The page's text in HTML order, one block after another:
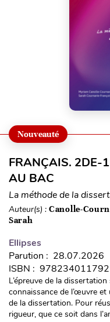
Nouveauté
FRANÇAIS. 2DE-
AU BAC
La méthode de la
Auteur(s) : Canolle-
Sarah
Ellipses
Parution : 28.07.2026
ISBN :
L’épreuve de la
connaissance de l’œuvre et
de la dissertation. Pour
rigueur, que ce soit dans